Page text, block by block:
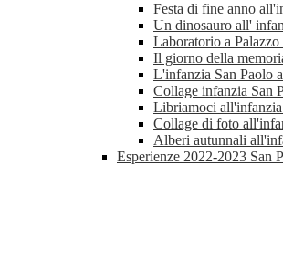
Festa di fine anno
Un dinosauro all'
Laboratorio a
Il giorno della
L'infanzia San Paolo
Collage infanzia San
Libriamoci all'infanzia
Collage di foto
Alberi autunnali
Esperienze 2022-2023 San